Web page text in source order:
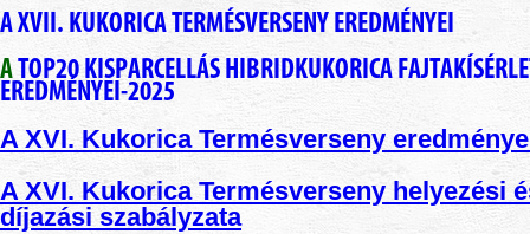
A XVII. KUKORICA TERMÉSVERSENY EREDMÉNYEI
ATOP20 KISPARCELLÁS HIBRIDKUKORICA
EREDMÉNYEI-2025
A XVI. Kukorica Termésverseny
A XVI. Kukorica Termésverseny helyezési
díjazási szabályzata